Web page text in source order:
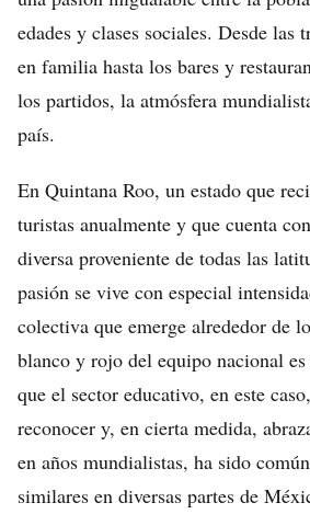
edades y clases sociales. Desde las
en familia hasta los bares y
los partidos, la atmósfera
país.
En Quintana Roo, un estado que
turistas anualmente y que cuenta
diversa proveniente de todas las
pasión se vive con especial
colectiva que emerge alrededor de
blanco y rojo del equipo nacional
que el sector educativo, en este
reconocer y, en cierta medida,
en años mundialistas, ha sido
similares en diversas partes de